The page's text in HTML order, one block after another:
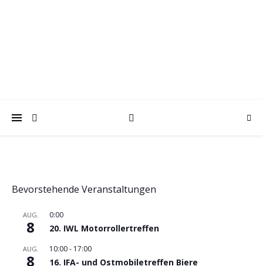
Bevorstehende Veranstaltungen
AUG.
8
0:00
20. IWL Motorrollertreffen
AUG.
8
10:00- 17:00
16. IFA- und Ostmobiletreffen Biere